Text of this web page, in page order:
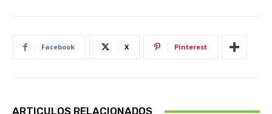
Facebook X Pinterest
ARTICULOS RELACIONADOS